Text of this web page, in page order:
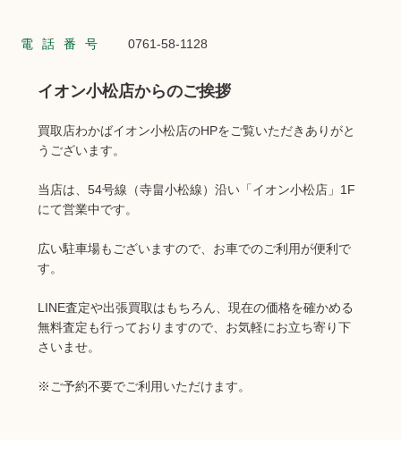
電話番号 0761-58-1128
イオン小松店からのご挨拶
買取店わかばイオン小松店のHPをご覧いただきありがと
うございます。
当店は、54号線（寺畠小松線）沿い「イオン小松店」1F
にて営業中です。
広い駐車場もございますので、お車でのご利用が便利で
す。
LINE査定や出張買取はもちろん、現在の価格を確かめる
無料査定も行っておりますので、お気軽にお立ち寄り下
さいませ。
※ご予約不要でご利用いただけます。